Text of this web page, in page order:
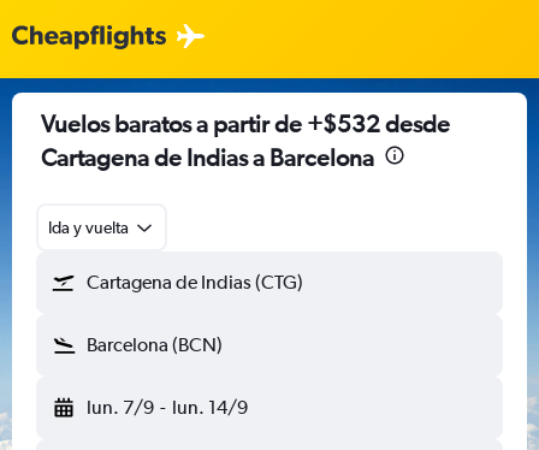
Vuelos baratos a partir de +$532 desde
Cartagena de Indias a Barcelona
Ida y vuelta
Cartagena de Indias (CTG)
Barcelona (BCN)
lun. 7/9 - lun. 14/9